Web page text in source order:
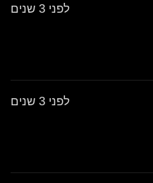
לפני 3 שנים
לפני 3 שנים